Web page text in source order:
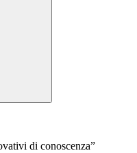
di conoscenza”